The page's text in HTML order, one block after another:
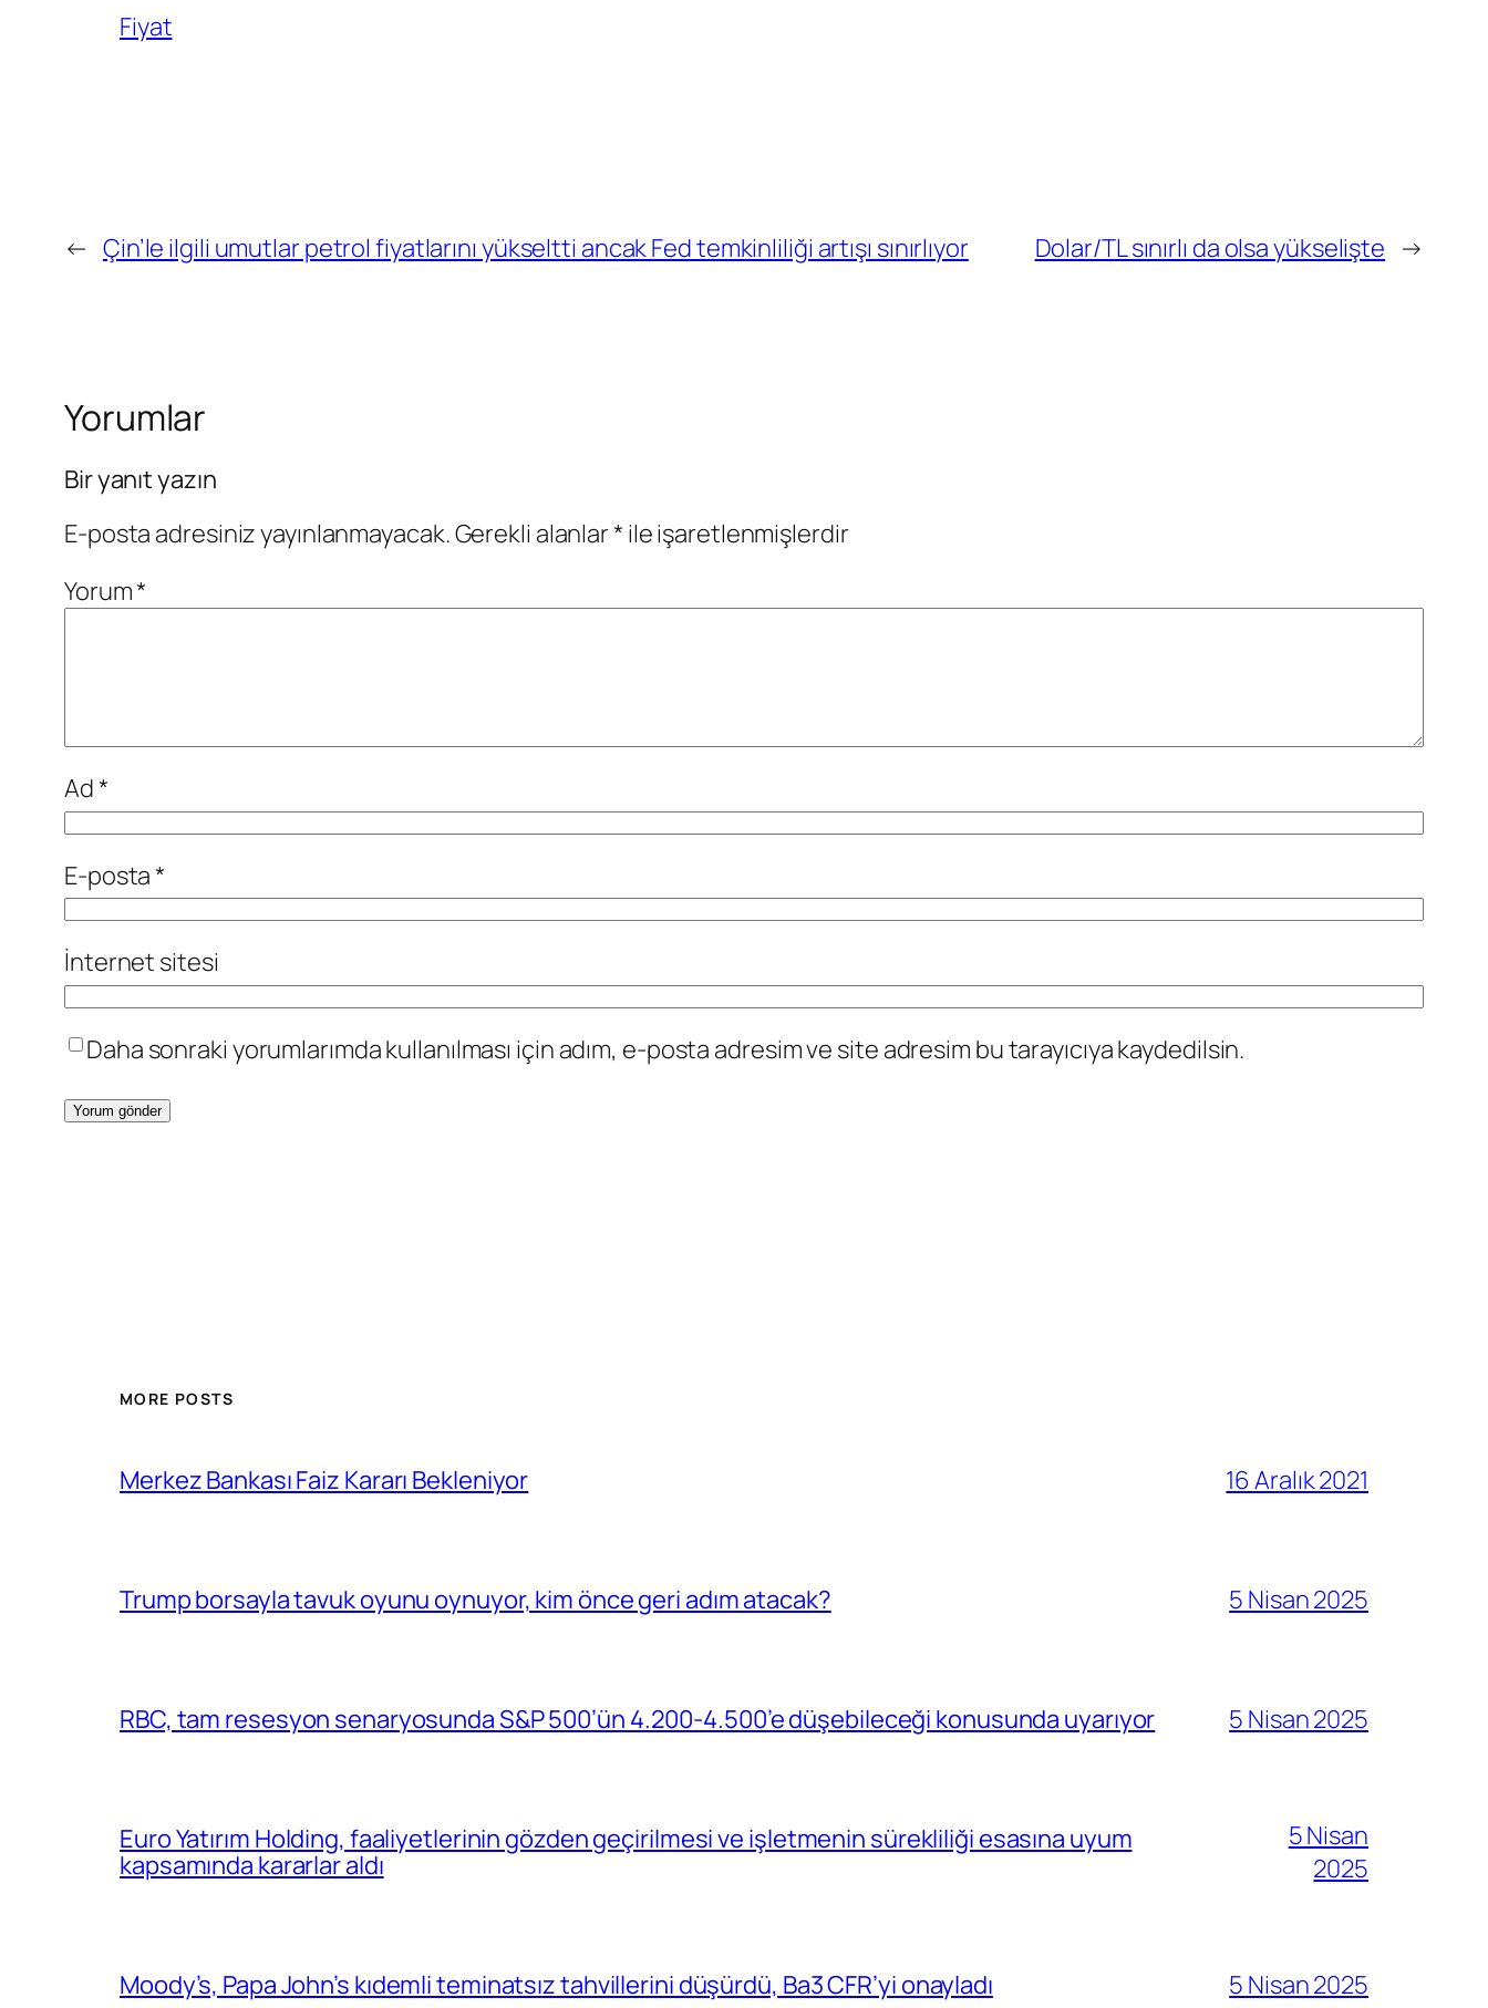
Fiyat
← Çin’le ilgili umutlar petrol fiyatlarını yükseltti ancak Fed temkinliliği artışı sınırlıyor Dolar/TL sınırlı da olsa yükselişte →
Yorumlar
Bir yanıt yazın
E-posta adresiniz yayınlanmayacak.Gerekli alanlar* ile işaretlenmişlerdir
Yorum*
Ad*
E-posta*
İnternet sitesi
Daha sonraki yorumlarımda kullanılması için adım, e-posta adresim ve site adresim bu tarayıcıya kaydedilsin.
MORE POSTS
Merkez Bankası Faiz Kararı Bekleniyor 16 Aralık 2021
Trump borsayla tavuk oyunu oynuyor, kim önce geri adım atacak? 5 Nisan 2025
RBC, tam resesyon senaryosunda S&P 500’ün 4.200-4.500’e düşebileceği konusunda uyarıyor 5 Nisan 2025
Euro Yatırım Holding, faaliyetlerinin gözden geçirilmesi ve işletmenin sürekliliği esasına uyum
kapsamında kararlar aldı
5 Nisan
2025
Moody’s, Papa John’s kıdemli teminatsız tahvillerini düşürdü, Ba3 CFR’yi onayladı 5 Nisan 2025